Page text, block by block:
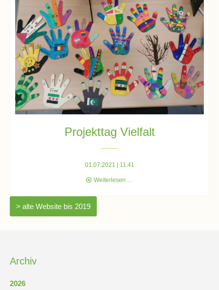
Schulchronik
Konzepte
Lehrer-
Raum-
Prinzip
Berufswahlvorbereitung
Hausaufgabenbetreuung
Digitalisierung
Kompetenzteam
Projekttag Vielfalt
01.07.2021 | 11:41
Weiterlesen …
> alte Website bis 2019
Archiv
2026